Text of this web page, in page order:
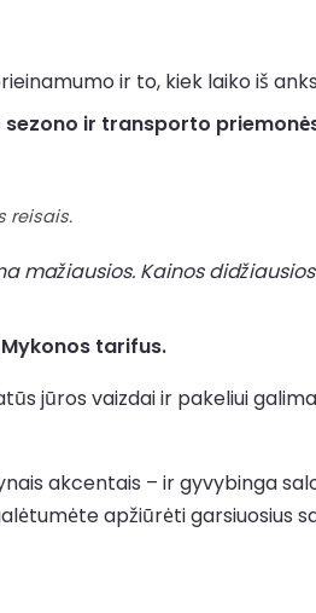
ir to, kiek laiko iš
ir transporto
reisais.
Kainos
tarifus.
jūros vaizdai ir pakeliui
akcentais – ir gyvybinga
apžiūrėti garsiuosius